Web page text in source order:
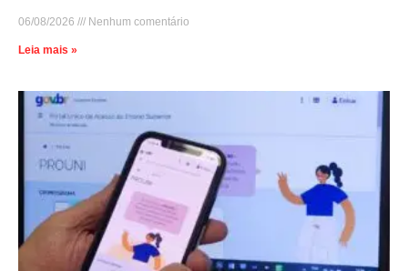
06/08/2026 Nenhum comentário
Leia mais »